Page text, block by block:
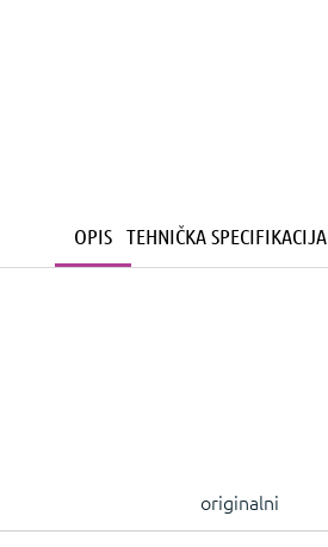
OPIS TEHNIČKA SPECIFIKACIJA
originalni